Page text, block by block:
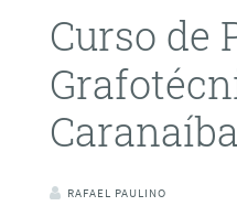
Curso de
Caranaíba
RAFAEL PAULINO